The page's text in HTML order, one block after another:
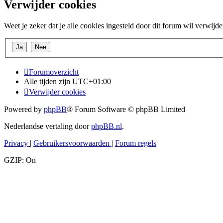
Verwijder cookies
Weet je zeker dat je alle cookies ingesteld door dit forum wil
Forumoverzicht
Alle tijden zijn UTC+01:00
Verwijder cookies
Powered by phpBB® Forum Software © phpBB Limited
Nederlandse vertaling doorphpBB.nl.
Privacy | Gebruikersvoorwaarden | Forum regels
GZIP: On